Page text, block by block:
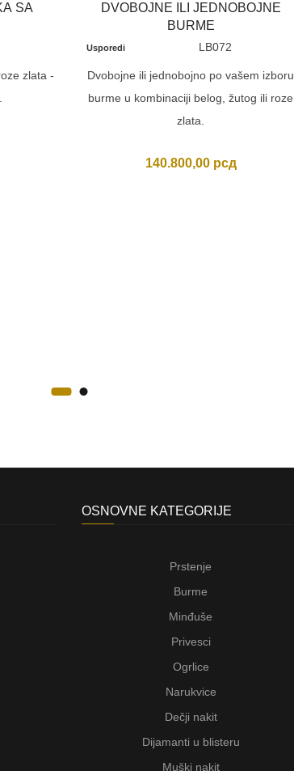
SA
zlata -
DVOBOJNE ILI JEDNOBOJNE
BURME
Usporedi LB072
Dvobojne ili jednobojno po vašem izboru
burme u kombinaciji belog, žutog ili roze
zlata.
140.800,00 рсд
OSNOVNE KATEGORIJE
Prstenje
Burme
Minđuše
Privesci
Ogrlice
Narukvice
Dečji nakit
Dijamanti u blisteru
Muški nakit